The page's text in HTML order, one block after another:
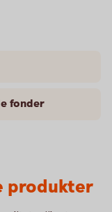
fonder
produkter